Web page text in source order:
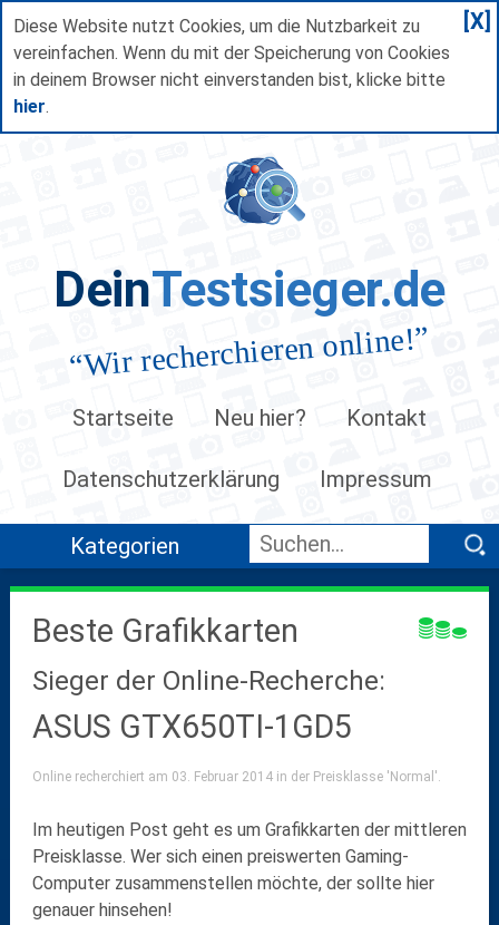
Diese Website nutzt Cookies, um die Nutzbarkeit zu
vereinfachen. Wenn du mit der Speicherung von Cookies
in deinem Browser nicht einverstanden bist, klicke bitte
hier.
[X]
DeinTestsieger.de
“Wir recherchieren online!”
Startseite Neu hier? Kontakt
Datenschutzerklärung Impressum
Kategorien
Beste Grafikkarten
Sieger der Online-Recherche:
ASUS GTX650TI-1GD5
Online recherchiert am 03. Februar 2014 in der Preisklasse 'Normal'.
Im heutigen Post geht es um Grafikkarten der mittleren
Preisklasse. Wer sich einen preiswerten Gaming-
Computer zusammenstellen möchte, der sollte hier
genauer hinsehen!